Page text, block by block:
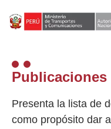
Presenta la lista de
como propósito dar